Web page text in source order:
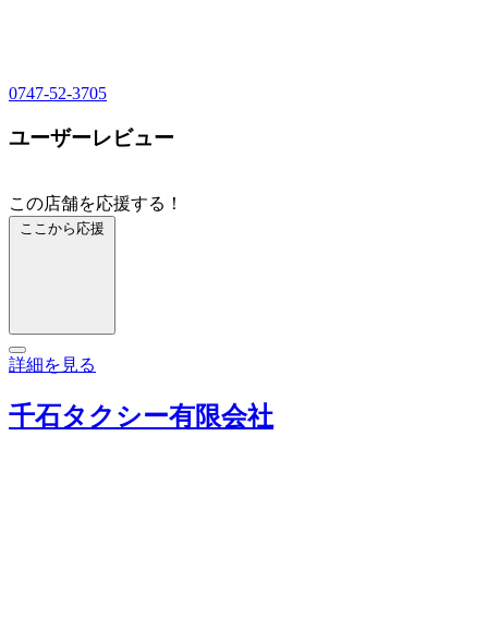
0747-52-3705
ユーザーレビュー
この店舗を応援する！
ここから応援
詳細を見る
千石タクシー有限会社